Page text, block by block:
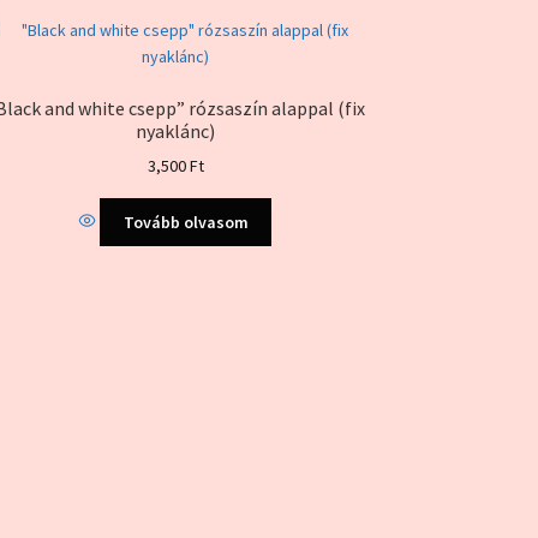
and white csepp” rózsaszín alappal (fix
nyaklánc)
3,500Ft
Tovább olvasom